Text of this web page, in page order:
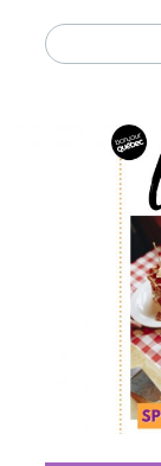
Patrimoine